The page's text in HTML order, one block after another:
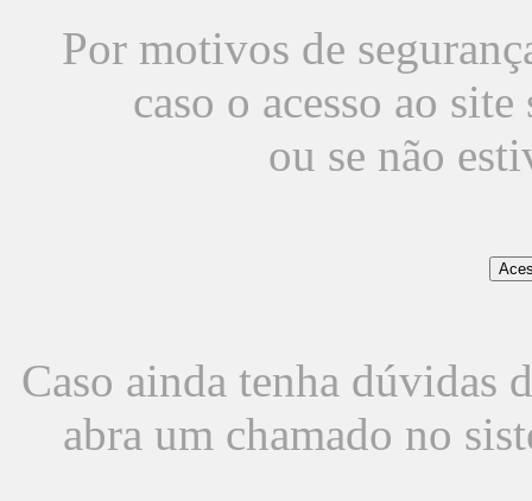
Por motivos de
caso o acesso ao
ou se não
Caso ainda tenha dúvidas
abra um chamado no